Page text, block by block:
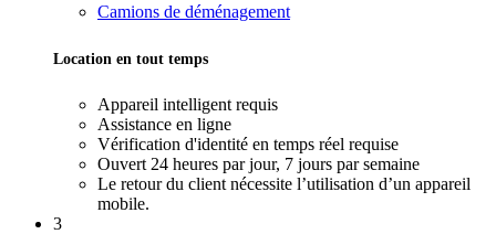
Camions de déménagement
Location en tout temps
Appareil intelligent requis
Assistance en ligne
Vérification d'identité en temps réel requise
Ouvert 24 heures par jour, 7 jours par semaine
Le retour du client nécessite l’utilisation d’un appareil
mobile.
3